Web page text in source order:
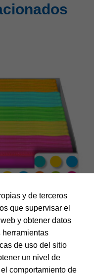
de PVC (20 uds)
y de terceros
que supervisar el
y obtener datos
herramientas
de uso del sitio
un nivel de
comportamiento de